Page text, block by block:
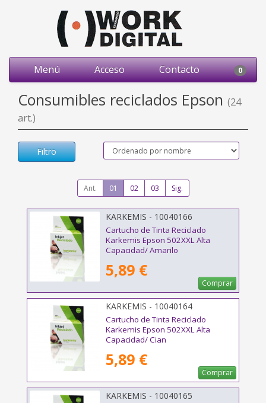
Menú Acceso Contacto 0
Consumibles reciclados Epson (24
art.)
Filtro
Ant. 01 02 03 Sig.
KARKEMIS - 10040166
Cartucho de Tinta Reciclado
Karkemis Epson 502XXL Alta
Capacidad/ Amarilo
5,89 €
Comprar
KARKEMIS - 10040164
Cartucho de Tinta Reciclado
Karkemis Epson 502XXL Alta
Capacidad/ Cian
5,89 €
Comprar
KARKEMIS - 10040165